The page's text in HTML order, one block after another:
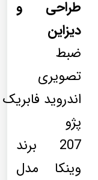
طراحی و
دیزاین
ضبط
تصویری
اندروید فابریک
پژو
207 برند
وینکا مدل